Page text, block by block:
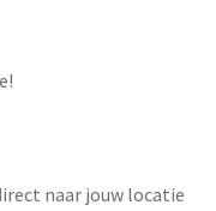
naar jouw locatie